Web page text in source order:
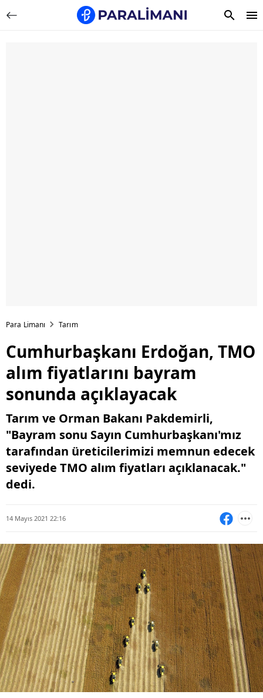
Para Limanı Tarım
Cumhurbaşkanı Erdoğan, TMO
alım fiyatlarını bayram
sonunda açıklayacak
Tarım ve Orman Bakanı Pakdemirli,
"Bayram sonu Sayın Cumhurbaşkanı'mız
tarafından üreticilerimizi memnun edecek
seviyede TMO alım fiyatları açıklanacak."
dedi.
14 Mayıs 2021 22:16